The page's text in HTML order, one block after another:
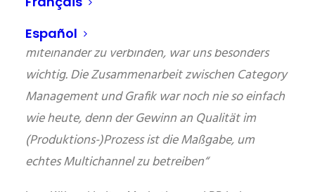
Español
„Verschiedene Warengruppen in der Planung zu
berücksichtigen und die Abteilungen
miteinander zu verbinden, war uns besonders
wichtig. Die Zusammenarbeit zwischen Category
Management und Grafik war noch nie so einfach
wie heute, denn der Gewinnan Qualität im
(Produktions-)Prozess ist die Maßgabe, um
echtes Multichannel zu betreiben“